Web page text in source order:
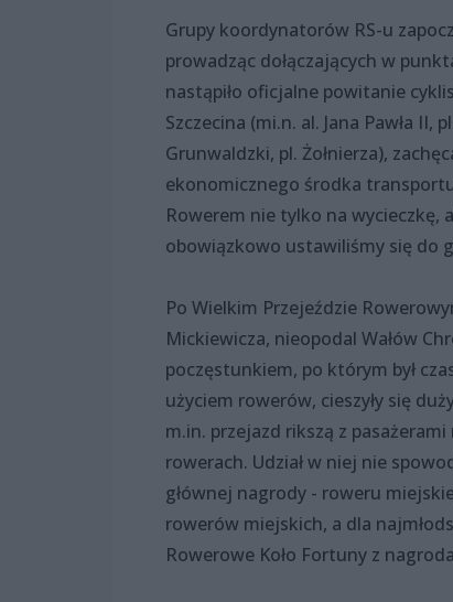
Grupy koordynatorów RS-u
prowadząc dołączających w
nastąpiło oficjalne powitanie
Szczecina (mi.n. al. Jana Pawła
Grunwaldzki, pl. Żołnierza),
ekonomicznego środka
Rowerem nie tylko na wycieczkę,
obowiązkowo ustawiliśmy się do
Po Wielkim Przejeździe
Mickiewicza, nieopodal Wałów
poczęstunkiem, po którym był
użyciem rowerów, cieszyły się
m.in. przejazd rikszą z
rowerach. Udział w niej nie
głównej nagrody - roweru
rowerów miejskich, a dla
Rowerowe Koło Fortuny z